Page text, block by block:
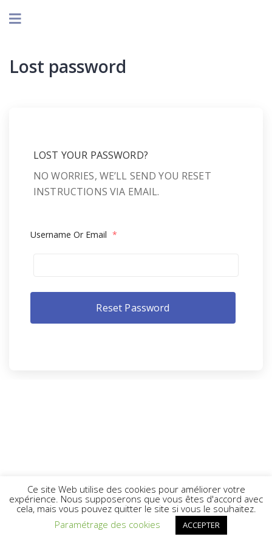
Lost password
LOST YOUR PASSWORD?
NO WORRIES, WE’LL SEND YOU RESET
INSTRUCTIONS VIA EMAIL.
Username Or Email *
Ce site Web utilise des cookies pour améliorer votre
expérience. Nous supposerons que vous êtes d'accord avec
cela, mais vous pouvez quitter le site si vous le souhaitez.
Paramétrage des cookies
ACCEPTER